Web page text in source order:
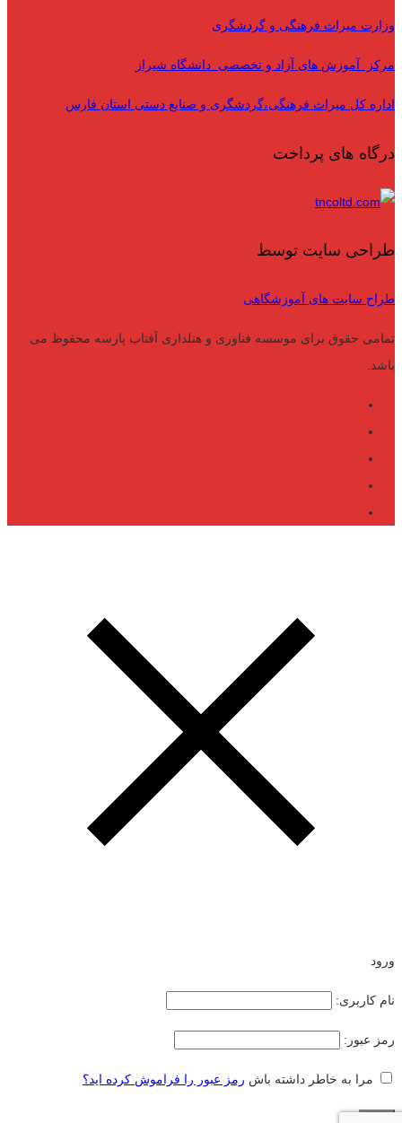
وزارت میراث فرهنگی و گردشگری
مرکز آموزش های آزاد و تخصصی دانشگاه شیراز
اداره کل میراث فرهنگی،گردشگری و صنایع دستی استان فارس
درگاه های پرداخت
طراحی سایت توسط
طراح سایت های آموزشگاهی
تمامی حقوق برای موسسه فناوری و هتلداری آفتاب پارسه محفوظ می
باشد.
ورود
نام کاربری:
رمز عبور:
مرا به خاطر داشته باش رمز عبور را فراموش کرده اید؟